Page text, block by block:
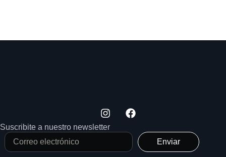
Suscribite a nuestro newsletter
Enviar